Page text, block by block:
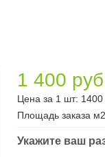
1 400
Цена за 1 шт: 1400
Площадь заказа м2
Укажите ваш